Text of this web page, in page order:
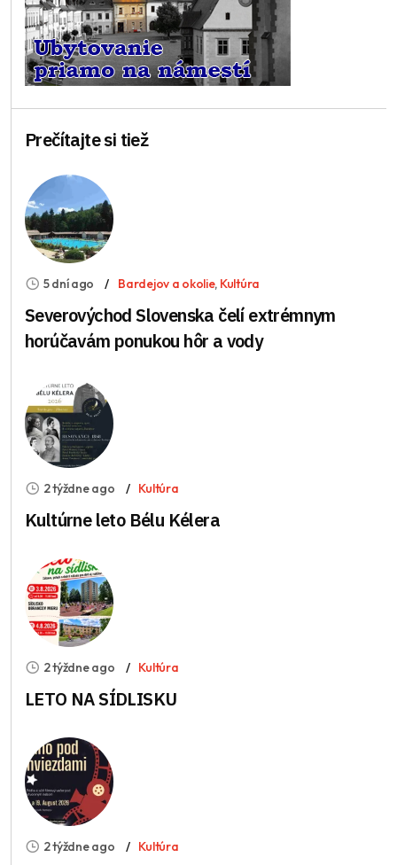
Prečítajte si tiež
5 dní ago Bardejov a okolie, Kultúra
Severovýchod Slovenska čelí extrémnym
horúčavám ponukou hôr a vody
2 týždne ago Kultúra
Kultúrne leto Bélu Kélera
2 týždne ago Kultúra
LETO NA SÍDLISKU
2 týždne ago Kultúra